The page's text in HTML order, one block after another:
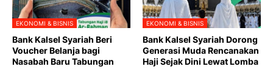
EKONOMI & BISNIS
Bank Kalsel Syariah Beri
Voucher Belanja bagi
Nasabah Baru Tabungan
EKONOMI & BISNIS
Bank Kalsel Syariah Dorong
Generasi Muda Rencanakan
Haji Sejak Dini Lewat Lomba